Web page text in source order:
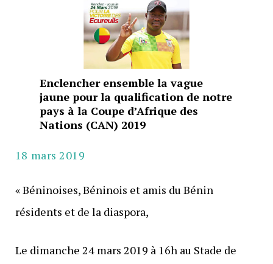
Enclencher ensemble la vague
jaune pour la qualification de notre
pays à la Coupe d’Afrique des
Nations (CAN) 2019
18 mars 2019
« Béninoises, Béninois et amis du Bénin
résidents et de la diaspora,
Le dimanche 24 mars 2019 à 16h au Stade de